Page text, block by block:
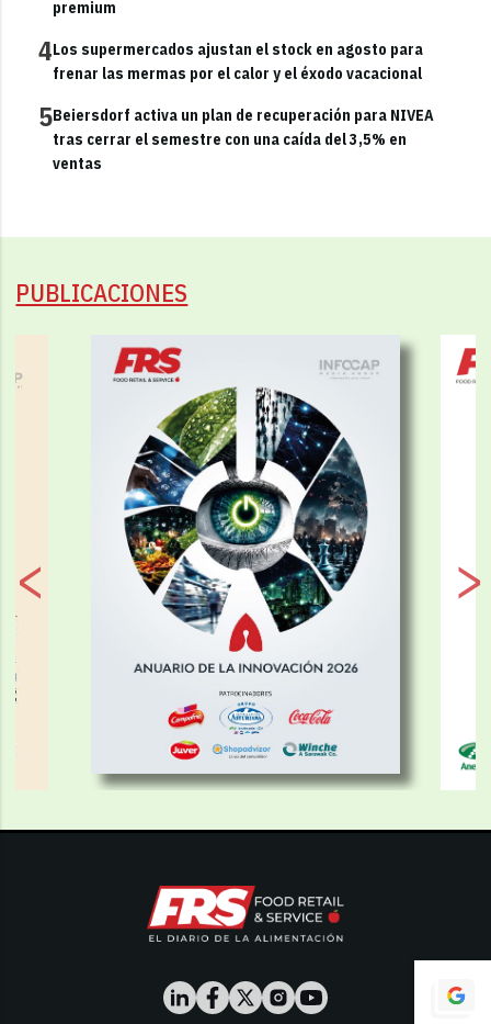
premium
4Los supermercados ajustan el stock en agosto para
frenar las mermas por el calor y el éxodo vacacional
5Beiersdorf activa un plan de recuperación para NIVEA
tras cerrar el semestre con una caída del 3,5% en
ventas
PUBLICACIONES